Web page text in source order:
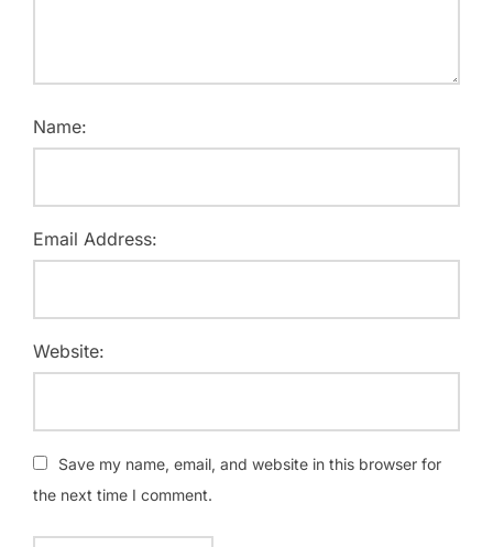
Name:
Email Address:
Website:
Save my name, email, and website in this browser for
the next time I comment.